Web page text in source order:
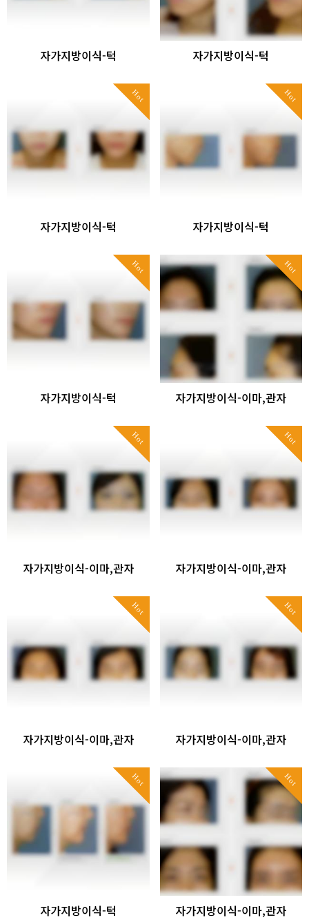
자가지방이식-턱 자가지방이식-턱
Hot
자가지방이식-턱
Hot
자가지방이식-턱
Hot
자가지방이식-턱
Hot
자가지방이식-이마,관자
Hot
자가지방이식-이마,관자
Hot
자가지방이식-이마,관자
Hot
자가지방이식-이마,관자
Hot
자가지방이식-이마,관자
Hot
자가지방이식-턱
Hot
자가지방이식-이마,관자